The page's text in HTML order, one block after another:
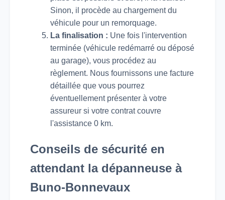
Sinon, il procède au chargement du
véhicule pour un remorquage.
La finalisation : Une fois l'intervention
terminée (véhicule redémarré ou déposé
au garage), vous procédez au
règlement. Nous fournissons une facture
détaillée que vous pourrez
éventuellement présenter à votre
assureur si votre contrat couvre
l'assistance 0 km.
Conseils de sécurité en
attendant la dépanneuse à
Buno-Bonnevaux